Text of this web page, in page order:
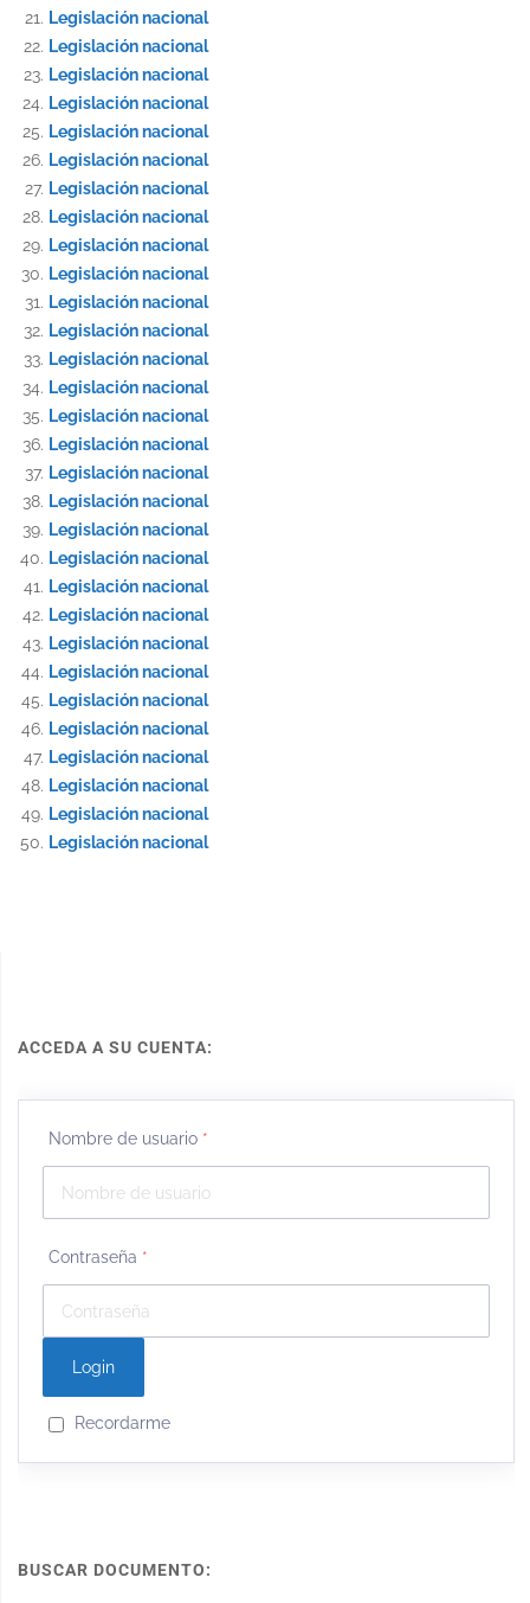
Legislación nacional
Legislación nacional
Legislación nacional
Legislación nacional
Legislación nacional
Legislación nacional
Legislación nacional
Legislación nacional
Legislación nacional
Legislación nacional
Legislación nacional
Legislación nacional
Legislación nacional
Legislación nacional
Legislación nacional
Legislación nacional
Legislación nacional
Legislación nacional
Legislación nacional
Legislación nacional
Legislación nacional
Legislación nacional
Legislación nacional
Legislación nacional
Legislación nacional
Legislación nacional
Legislación nacional
Legislación nacional
Legislación nacional
Legislación nacional
ACCEDA A SU CUENTA:
Nombre de usuario *
Contraseña *
Recordarme
BUSCAR DOCUMENTO: